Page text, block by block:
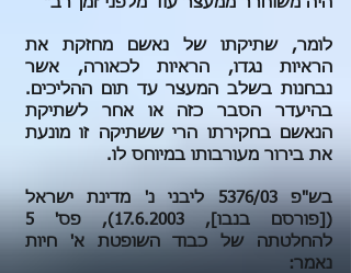
לומר, שתיקתו של נאשם מחזקת את
הראיות נגדו, הראיות לכאורה, אשר
נבחנות בשלב המעצר עד תום ההליכים.
בהיעדר הסבר כזה או אחר לשתיקת
הנאשם בחקירתו הרי ששתיקה זו מונעת
את בירור מעורבותו במיוחס לו.
בש"פ 5376/03 ליבני נ' מדינת ישראל
([פורסם בנבו], 17.6.2003)
, פס' 5
להחלטתה של כבוד השופטת א' חיות
נאמר: